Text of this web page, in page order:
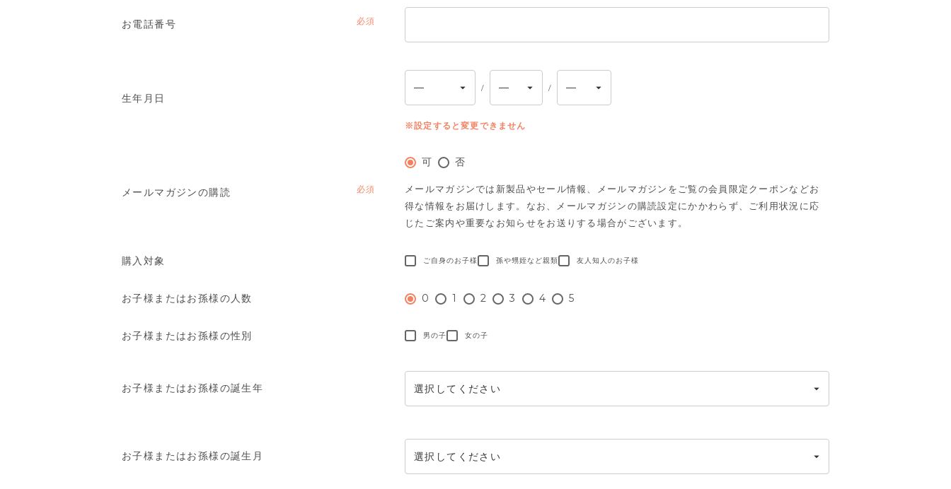
お電話番号
生年月日
※設定すると変更できません
メールマガジンの購読
可 否
メールマガジンでは新製品やセール情報、メールマガジンをご覧の会員限定クーポンなどお
得な情報をお届けします。 なお、メールマガジンの購読設定にかかわらず、ご利用状況に応
じたご案内や重要なお知らせをお送りする場合がございます。
購入対象 ご自身のお子様 孫や甥姪など親類 友人知人のお子様
お子様またはお孫様の人数 0 1 2 3 4 5
お子様またはお孫様の性別 男の子 女の子
お子様またはお孫様の誕生年
お子様またはお孫様の誕生月